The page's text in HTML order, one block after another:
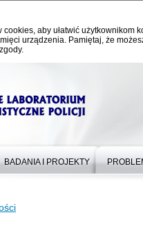
cookies, aby ułatwić użytkownikom
urządzenia. Pamiętaj, że
BADANIA I PROJEKTY